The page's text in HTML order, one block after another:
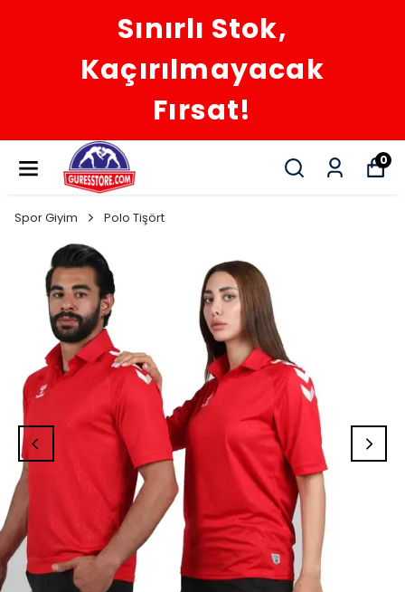
Sınırlı Stok,
Kaçırılmayacak
Fırsat!
0
Spor Giyim Polo Tişört